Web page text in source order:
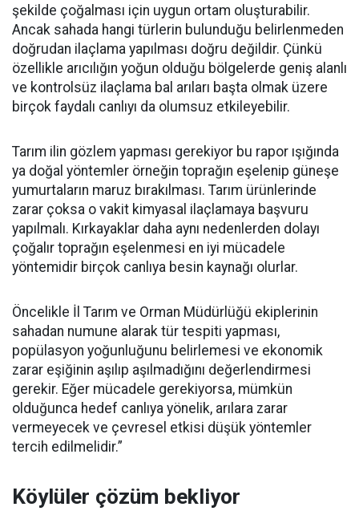
şekilde çoğalması için uygun ortam oluşturabilir.
Ancak sahada hangi türlerin bulunduğu belirlenmeden
doğrudan ilaçlama yapılması doğru değildir. Çünkü
özellikle arıcılığın yoğun olduğu bölgelerde geniş alanlı
ve kontrolsüz ilaçlama bal arıları başta olmak üzere
birçok faydalı canlıyı da olumsuz etkileyebilir.
Tarım ilin gözlem yapması gerekiyor bu rapor ışığında
ya doğal yöntemler örneğin toprağın eşelenip güneşe
yumurtaların maruz bırakılması. Tarım ürünlerinde
zarar çoksa o vakit kimyasal ilaçlamaya başvuru
yapılmalı. Kırkayaklar daha aynı nedenlerden dolayı
çoğalır toprağın eşelenmesi en iyi mücadele
yöntemidir birçok canlıya besin kaynağı olurlar.
Öncelikle İl Tarım ve Orman Müdürlüğü ekiplerinin
sahadan numune alarak tür tespiti yapması,
popülasyon yoğunluğunu belirlemesi ve ekonomik
zarar eşiğinin aşılıp aşılmadığını değerlendirmesi
gerekir. Eğer mücadele gerekiyorsa, mümkün
olduğunca hedef canlıya yönelik, arılara zarar
vermeyecek ve çevresel etkisi düşük yöntemler
tercih edilmelidir.”
Köylüler çözüm bekliyor